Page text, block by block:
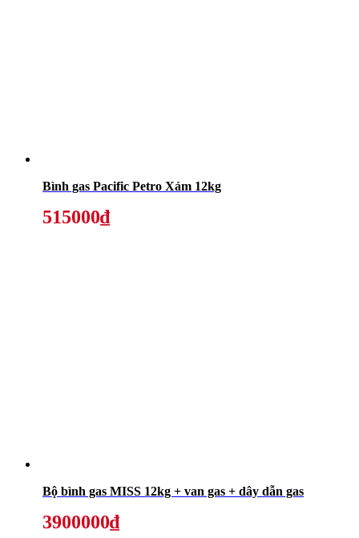
Bình gas Pacific Petro Xám 12kg
515000₫
Bộ bình gas MISS 12kg + van gas + dây dẫn gas
3900000₫